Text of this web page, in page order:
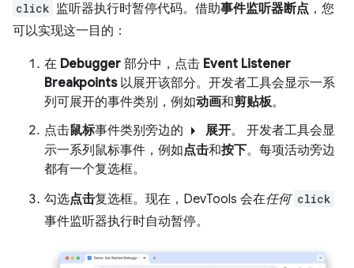
click 监听器执行时暂停代码。借助事件监听器断点 ，您
可以实现这一目的：
在 Debugger 部分中，点击 Event Listener
Breakpoints以展开该部分。开发者工具会显示一系
列可展开的事件类别，例如动画和剪贴板。
点击鼠标事件类别旁边的 arrow_right 展开。 开发者工具会显
示一系列鼠标事件，例如点击和按下。每项活动旁边
都有一个复选框。
勾选点击复选框。现在，DevTools 会在任何 click
事件监听器执行时自动暂停。